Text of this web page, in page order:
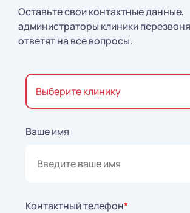
Оставьте свои контактные данные,
администраторы клиники
ответят на все вопросы.
Выберите клинику
Ваше имя
Контактный телефон*